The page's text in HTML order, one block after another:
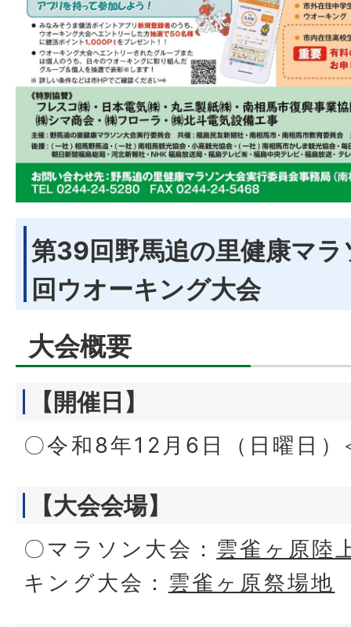
第39回野馬追の里健康マラ
回ウオーキング大会
大会概要
【開催日】
〇令和8年12月6日（日曜日
【大会会場】
〇マラソン大会： 雲雀ヶ原陸
キング大会： 雲雀ヶ原祭場地